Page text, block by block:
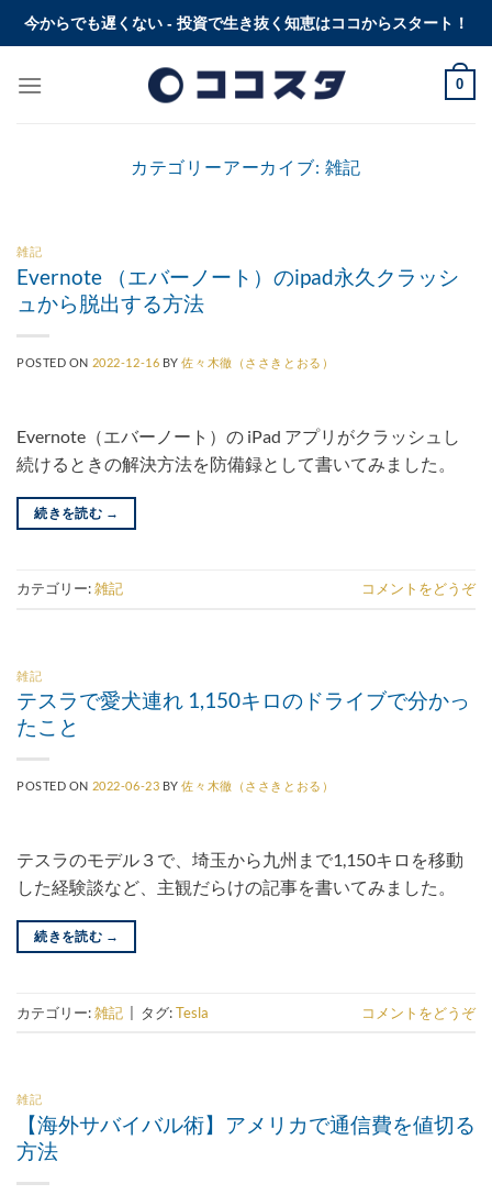
Skip今からでも遅くない - 投資で生き抜く知恵はココからスタート！
0
カテゴリーアーカイブ: 雑記
雑記
Evernote （エバーノート）のipad永久クラッシ
ュから脱出する方法
POSTED ON 2022-12-16 BY佐々木徹（ささきとおる）
Evernote（エバーノート）の iPad アプリがクラッシュし
続けるときの解決方法を防備録として書いてみました。
続きを読む →
カテゴリー:雑記 コメントをどうぞ
雑記
テスラで愛犬連れ 1,150キロのドライブで分かっ
たこと
POSTED ON 2022-06-23 BY佐々木徹（ささきとおる）
テスラのモデル３で、埼玉から九州まで1,150キロを移動
した経験談など、主観だらけの記事を書いてみました。
続きを読む →
カテゴリー:雑記 タグ:Tesla コメントをどうぞ
雑記
【海外サバイバル術】アメリカで通信費を値切る
方法